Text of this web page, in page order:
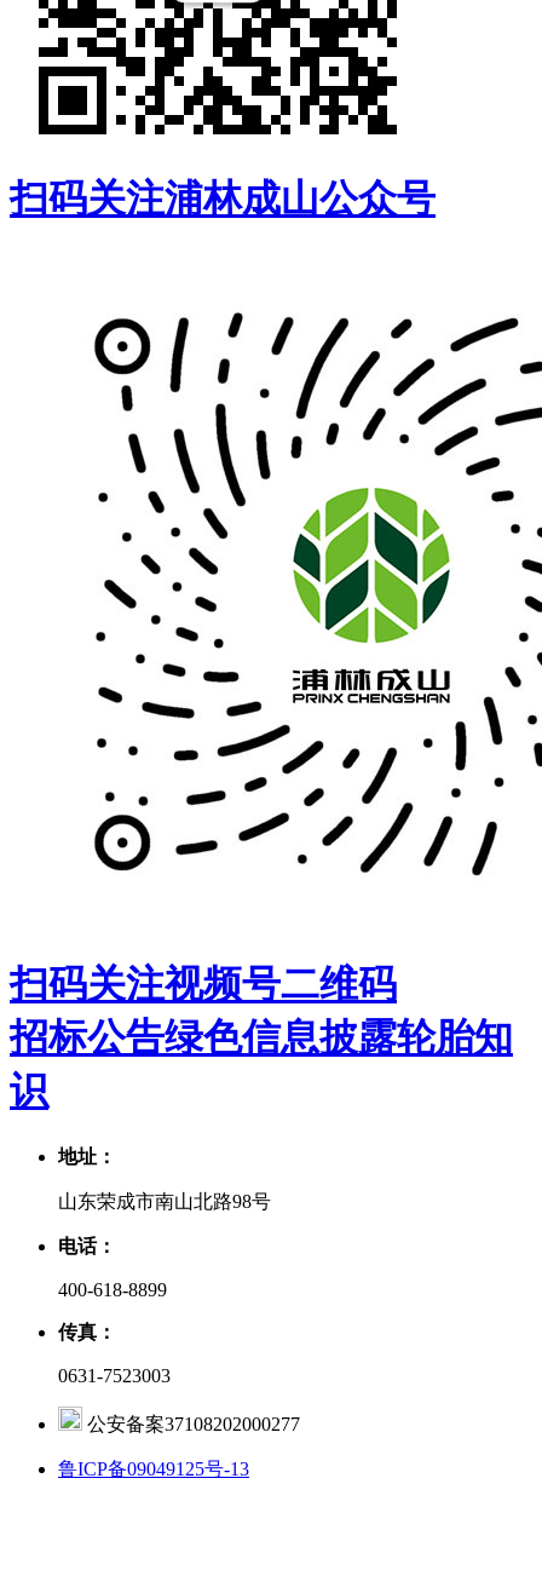
扫码关注浦林成山公众号
扫码关注视频号二维码
招标公告绿色信息披露轮胎知
识
地址：
山东荣成市南山北路98号
电话：
400-618-8899
传真：
0631-7523003
公安备案37108202000277
鲁ICP备09049125号-13